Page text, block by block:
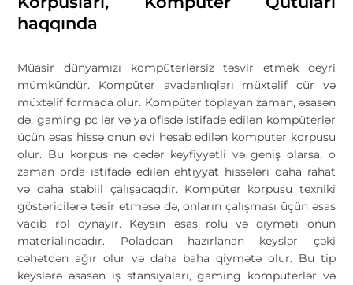
haqqında
Müasir dünyamızı kompüterlərsiz təsvir etmək qeyri
mümkündür. Kompüter avadanlıqları müxtəlif cür və
müxtəlif formada olur. Kompüter toplayan zaman, əsasən
də, gaming pc lər və ya ofisdə istifadə edilən kompüterlər
üçün əsas hissə onun evi hesab edilən komputer korpusu
olur. Bu korpus nə qədər keyfiyyətli və geniş olarsa, o
zaman orda istifadə edilən ehtiyyat hissələri daha rahat
və daha stabiil çalışacaqdır. Kompüter korpusu texniki
göstəricilərə təsir etməsə də, onların çalışması üçün əsas
vacib rol oynayır. Keysin əsas rolu və qiyməti onun
materialındadır. Poladdan hazırlanan keyslər çəki
cəhətdən ağır olur və daha baha qiymətə olur. Bu tip
keyslərə əsasən iş stansiyaları, gaming kompüterlər və